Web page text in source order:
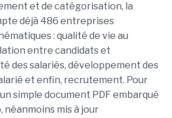
et de catégorisation, la
déjà 486 entreprises
: qualité de vie au
entre candidats et
des salariés, développement des
et enfin, recrutement. Pour
simple document PDF embarqué
néanmoins mis à jour